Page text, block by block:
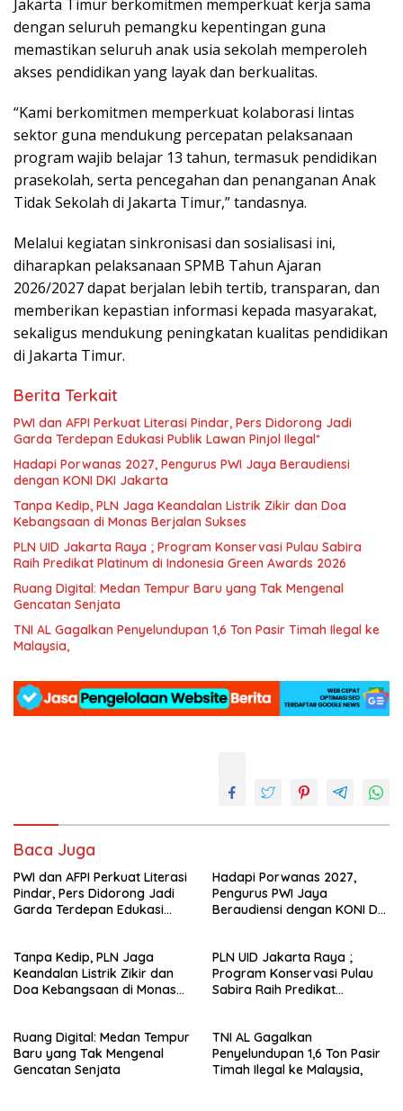
Jakarta Timur berkomitmen memperkuat kerja sama
dengan seluruh pemangku kepentingan guna
memastikan seluruh anak usia sekolah memperoleh
akses pendidikan yang layak dan berkualitas.
“Kami berkomitmen memperkuat kolaborasi lintas
sektor guna mendukung percepatan pelaksanaan
program wajib belajar 13 tahun, termasuk pendidikan
prasekolah, serta pencegahan dan penanganan Anak
Tidak Sekolah di Jakarta Timur,” tandasnya.
Melalui kegiatan sinkronisasi dan sosialisasi ini,
diharapkan pelaksanaan SPMB Tahun Ajaran
2026/2027 dapat berjalan lebih tertib, transparan, dan
memberikan kepastian informasi kepada masyarakat,
sekaligus mendukung peningkatan kualitas pendidikan
di Jakarta Timur.
Berita Terkait
PWI dan AFPI Perkuat Literasi Pindar, Pers Didorong Jadi
Garda Terdepan Edukasi Publik Lawan Pinjol Ilegal*
Hadapi Porwanas 2027, Pengurus PWI Jaya Beraudiensi
dengan KONI DKI Jakarta
Tanpa Kedip, PLN Jaga Keandalan Listrik Zikir dan Doa
Kebangsaan di Monas Berjalan Sukses
PLN UID Jakarta Raya ; Program Konservasi Pulau Sabira
Raih Predikat Platinum di Indonesia Green Awards 2026
Ruang Digital: Medan Tempur Baru yang Tak Mengenal
Gencatan Senjata
TNI AL Gagalkan Penyelundupan 1,6 Ton Pasir Timah Ilegal ke
Malaysia,
Baca Juga
PWI dan AFPI Perkuat Literasi
Pindar, Pers Didorong Jadi
Garda Terdepan Edukasi
Hadapi Porwanas 2027,
Pengurus PWI Jaya
Beraudiensi dengan KONI DKI
Tanpa Kedip, PLN Jaga
Keandalan Listrik Zikir dan
Doa Kebangsaan di Monas
PLN UID Jakarta Raya ;
Program Konservasi Pulau
Sabira Raih Predikat
Ruang Digital: Medan Tempur
Baru yang Tak Mengenal
Gencatan Senjata
TNI AL Gagalkan
Penyelundupan 1,6 Ton Pasir
Timah Ilegal ke Malaysia,